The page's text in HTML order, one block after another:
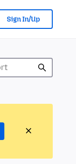
Sign In/Up